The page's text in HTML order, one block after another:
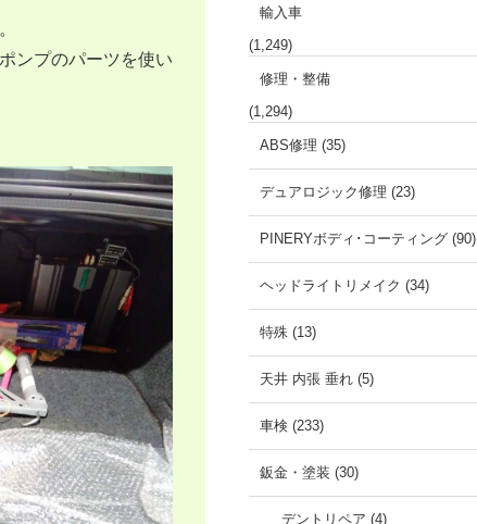
ンプのパーツを使い
輸入車
(1,249)
修理・整備
(1,294)
ABS修理 (35)
デュアロジック修理 (23)
PINERYボディ･コーティング (90)
ヘッドライトリメイク (34)
特殊 (13)
天井 内張 垂れ (5)
車検 (233)
鈑金・塗装 (30)
デントリペア (4)